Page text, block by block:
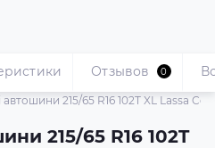
автошини 215/65 R16 102T XL Lassa
215/65 R16 102T
Отзывов 0